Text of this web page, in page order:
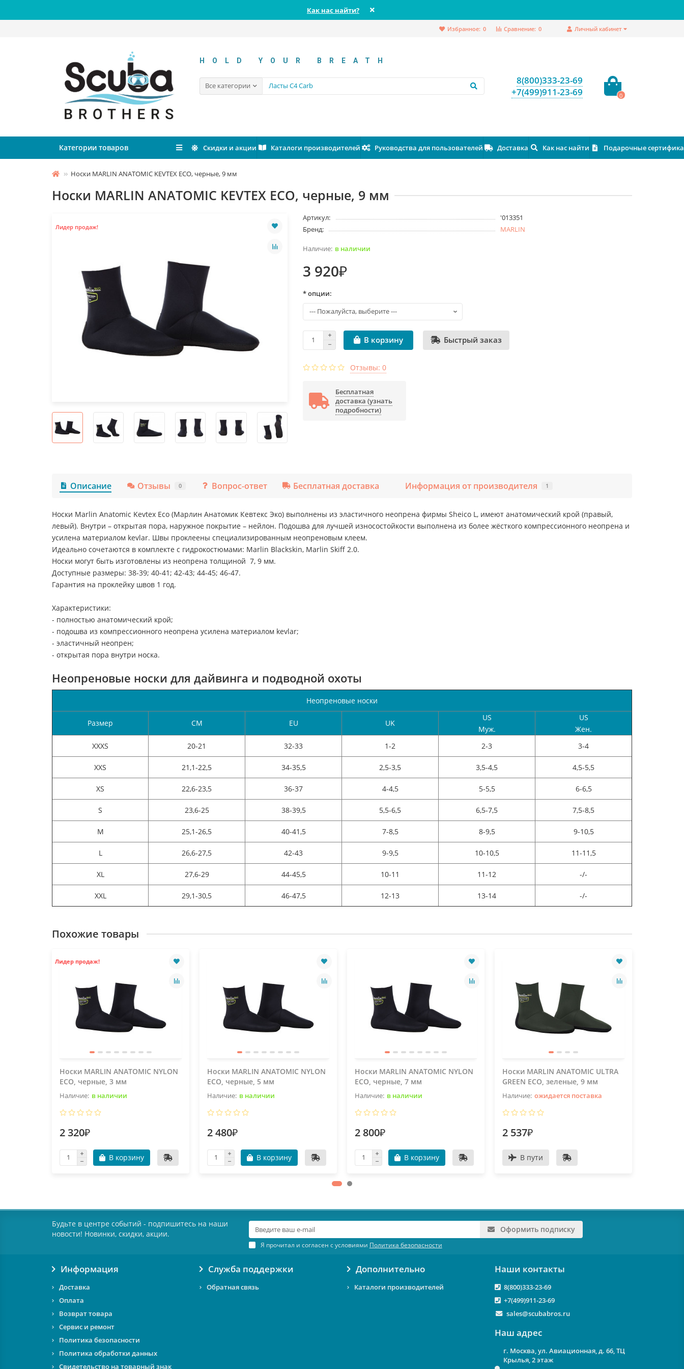
Как нас найти?
Личный кабинет
Сравнение: 0
Избранное: 0
HOLD YOUR BREATH
Все категории
8(800)333-23-69
+7(499)911-23-69
0
Категории товаров Скидки и акции Каталоги производителей Руководства для пользователей Доставка Как нас найти Подарочные
Носки MARLIN ANATOMIC KEVTEX ECO, черные, 9 мм
Носки MARLIN ANATOMIC KEVTEX ECO, черные, 9 мм
Лидер продаж!
Артикул:
'013351
Бренд:
MARLIN
в наличии
3 920₽
* опции:
В корзину Быстрый заказ
Отзывы: 0
Бесплатная
доставка (узнать
подробности)
Описание Отзывы 0 Вопрос-ответ Бесплатная доставка Информация от производителя 1
Носки Marlin Anatomic Kevtex Eco (Марлин Анатомик Кевтекс Эко) выполнены из эластичного неопрена фирмы Sheico L, имеют анатомический крой (правый,
левый). Внутри – открытая пора, наружное покрытие – нейлон. Подошва для лучшей износостойкости выполнена из более жёсткого компрессионного неопрена и
усилена материалом kevlar. Швы проклеены специализированным неопреновым клеем.
Идеально сочетаются в комплекте с гидрокостюмами: Marlin Blackskin, Marlin Skiff 2.0.
Носки могут быть изготовлены из неопрена толщиной 7, 9 мм.
Доступные размеры: 38-39; 40-41; 42-43; 44-45; 46-47.
Гарантия на проклейку швов 1 год.
Характеристики:
- полностью анатомический крой;
- подошва из компрессионного неопрена усилена материалом kevlar;
- эластичный неопрен;
- открытая пора внутри носка.
Неопреновые носки для дайвинга и подводной охоты
Неопреновые носки
Размер CM EU UK
US
Муж.
US
Жен.
XXXS
20-21 32-33 1-2 2-3 3-4
XXS 21,1-22,5 34-35,5 2,5-3,5 3,5-4,5 4,5-5,5
XS 22,6-23,5 36-37 4-4,5 5-5,5 6-6,5
S 23,6-25 38-39,5 5,5-6,5 6,5-7,5 7,5-8,5
M 25,1-26,5 40-41,5 7-8,5 8-9,5 9-10,5
L 26,6-27,5 42-43 9-9,5 10-10,5 11-11,5
XL 27,6-29 44-45,5 10-11 11-12 -/-
XXL 29,1-30,5 46-47,5 12-13 13-14 -/-
Похожие товары
Лидер продаж!
Носки MARLIN ANATOMIC NYLON
ECO, черные, 3 мм
в наличии
2 320₽
В корзину
Носки MARLIN ANATOMIC NYLON
ECO, черные, 5 мм
в наличии
2 480₽
В корзину
Носки MARLIN ANATOMIC NYLON
ECO, черные, 7 мм
в наличии
2 800₽
В корзину
Носки MARLIN ANATOMIC ULTRA
GREEN ECO, зеленые, 9 мм
ожидается поставка
2 537₽
В пути
Будьте в центре событий - подпишитесь на наши
новости! Новинки, скидки, акции.
Оформить подписку
Я прочитал и согласен с условиями Политика безопасности
Информация
Доставка
Оплата
Возврат товара
Сервис и ремонт
Политика безопасности
Политика обработки данных
Свидетельство на товарный знак
Служба поддержки
Обратная связь
Дополнительно
Каталоги производителей
Наши контакты
8(800)333-23-69
+7(499)911-23-69
sales@scubabros.ru
Наш адрес
г. Москва, ул. Авиационная, д. 66, ТЦ
Крылья, 2 этаж